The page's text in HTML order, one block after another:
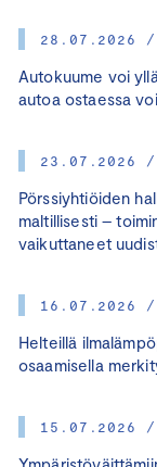
28.07.2026 /
Autokuume voi
autoa ostaessa
23.07.2026 /
Pörssiyhtiöiden
maltillisesti –
vaikuttaneet
16.07.2026 /
Helteillä
osaamisella
15.07.2026 /